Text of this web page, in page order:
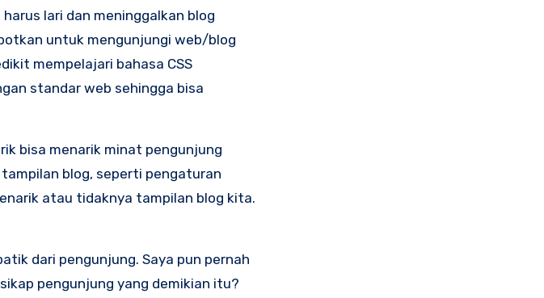
lari dan meninggalkan blog
untuk mengunjungi web/blog
mempelajari bahasa CSS
standar web sehingga bisa
bisa menarik minat pengunjung
blog, seperti pengaturan
atau tidaknya tampilan blog kita.
dari pengunjung. Saya pun pernah
pengunjung yang demikian itu?